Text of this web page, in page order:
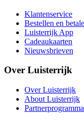
Klantenservice
Bestellen en
Luisterrijk App
Cadeaukaarten
Nieuwsbrieven
Over Luisterrijk
Over Luisterrijk
About Luisterrijk
Partnerprogramma